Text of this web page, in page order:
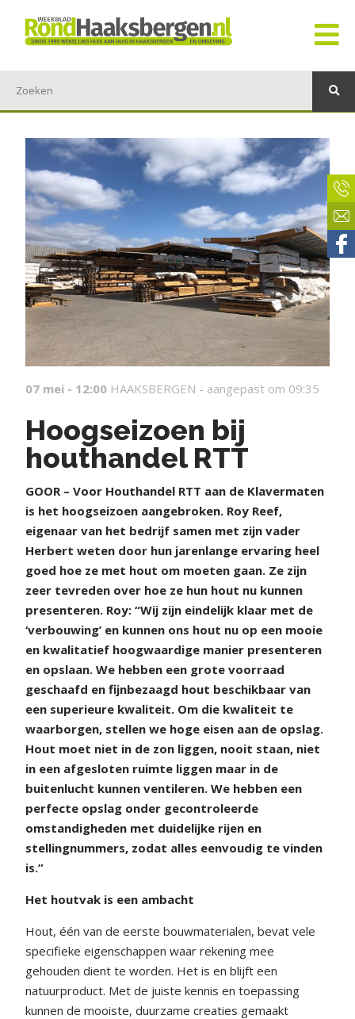
07 mei - 12:00 HAAKSBERGEN - aangepast om 09:35
Hoogseizoen bij
houthandel RTT
GOOR – Voor Houthandel RTT aan de Klavermaten
is het hoogseizoen aangebroken. Roy Reef,
eigenaar van het bedrijf samen met zijn vader
Herbert weten door hun jarenlange ervaring heel
goed hoe ze met hout om moeten gaan. Ze zijn
zeer tevreden over hoe ze hun hout nu kunnen
presenteren. Roy: “Wij zijn eindelijk klaar met de
‘verbouwing’ en kunnen ons hout nu op een mooie
en kwalitatief hoogwaardige manier presenteren
en opslaan. We hebben een grote voorraad
geschaafd en fijnbezaagd hout beschikbaar van
een superieure kwaliteit. Om die kwaliteit te
waarborgen, stellen we hoge eisen aan de opslag.
Hout moet niet in de zon liggen, nooit staan, niet
in een afgesloten ruimte liggen maar in de
buitenlucht kunnen ventileren. We hebben een
perfecte opslag onder gecontroleerde
omstandigheden met duidelijke rijen en
stellingnummers, zodat alles eenvoudig te vinden
is.”
Het houtvak is een ambacht
Hout, één van de eerste bouwmaterialen, bevat vele
specifieke eigenschappen waar rekening mee
gehouden dient te worden. Het is en blijft een
natuurproduct. Met de juiste kennis en toepassing
kunnen de mooiste, duurzame creaties gemaakt